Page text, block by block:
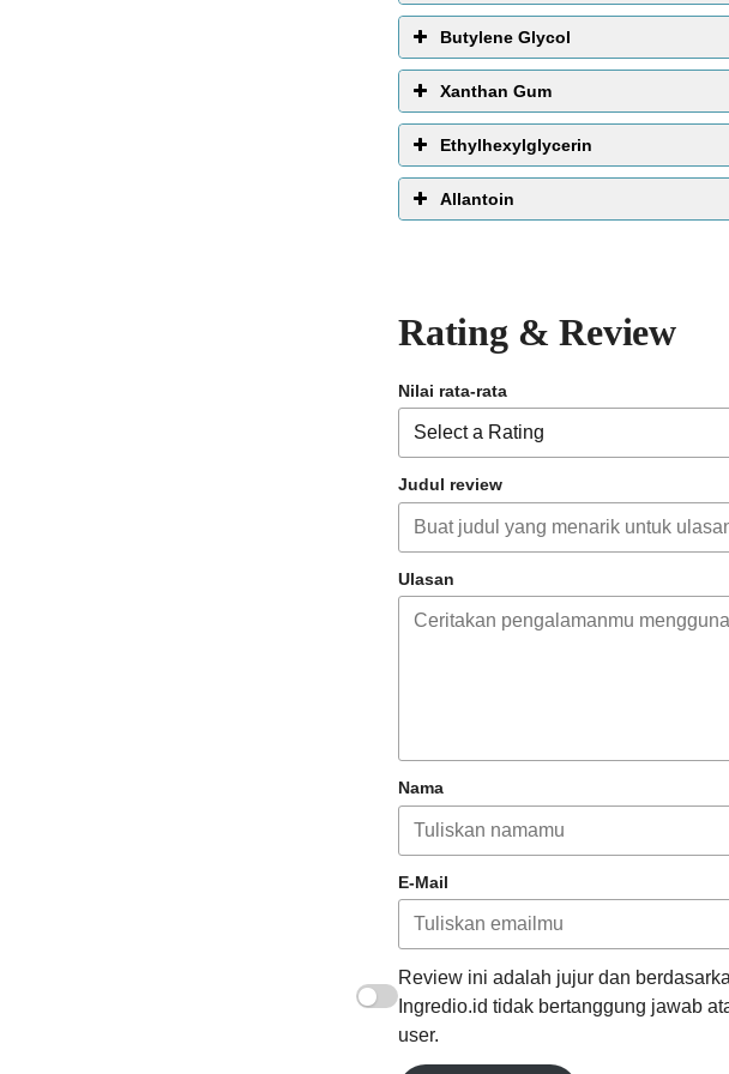
Butylene Glycol
Xanthan Gum
Ethylhexylglycerin
Allantoin
Rating & Review
Nilai rata-rata
Judul review
Ulasan
Nama
E-Mail
Review ini adalah jujur dan
Ingredio.id tidak bertanggung jawab
user.